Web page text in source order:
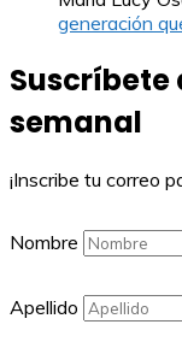
generación
Suscríbete
semanal
¡Inscribe tu correo
Nombre
Apellido